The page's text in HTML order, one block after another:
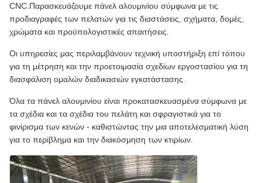
CNC.Παρασκευάζουμε πάνελ αλουμινίου σύμφωνα με τις
προδιαγραφές των πελατών για τις διαστάσεις, σχήματα, δομές,
χρώματα και προϋπολογιστικές απαιτήσεις.
Οι υπηρεσίες μας περιλαμβάνουν τεχνική υποστήριξη επί τόπου
για τη μέτρηση και την προετοιμασία σχεδίων εργοστασίου για τη
διασφάλιση ομαλών διαδικασιών εγκατάστασης.
Όλα τα πάνελ αλουμινίου είναι προκατασκευασμένα σύμφωνα με
τα σχέδια και τα σχέδια του πελάτη.και σφραγιστικά για το
φινίρισμα των κενών - καθιστώντας την μια αποτελεσματική λύση
για το περίβλημα και την διακόσμηση των κτιρίων.